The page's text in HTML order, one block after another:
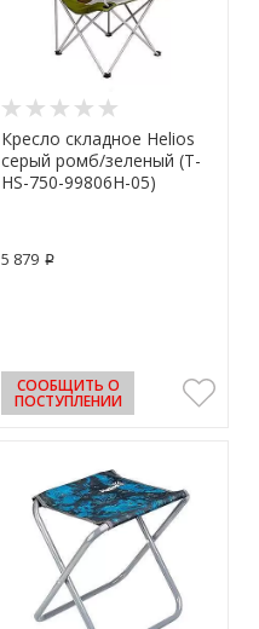
Кресло складное Helios
серый ромб/зеленый (T-
HS-750-99806H-05)
5 879 p
СООБЩИТЬ О
ПОСТУПЛЕНИИ